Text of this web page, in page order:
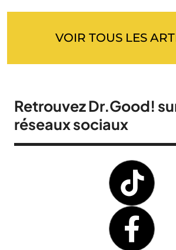
VOIR TOUS LES
Retrouvez Dr.Good!
réseaux sociaux